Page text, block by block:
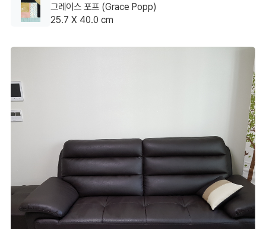
그레이스 포프 (Grace Popp)
25.7 X 40.0 cm